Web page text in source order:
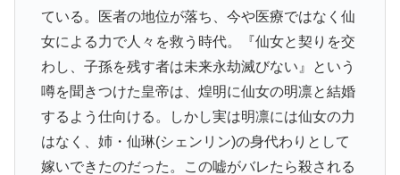
ている。医者の地位が落ち、今や医療ではなく仙
女による力で人々を救う時代。『仙女と契りを交
わし、子孫を残す者は未来永劫滅びない』という
噂を聞きつけた皇帝は、煌明に仙女の明凛と結婚
するよう仕向ける。しかし実は明凛には仙女の力
はなく、姉・仙琳(シェンリン)の身代わりとして
嫁いできたのだった。この嘘がバレたら殺される